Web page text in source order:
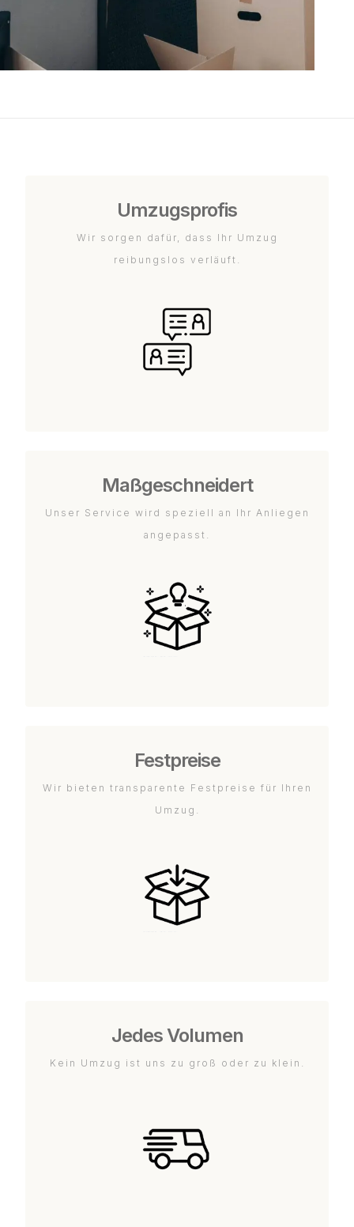
Umzugsprofis
Wir sorgen dafür, dass Ihr Umzug
reibungslos verläuft.
Maßgeschneidert
Unser Service wird speziell an Ihr Anliegen
angepasst.
Festpreise
Wir bieten transparente Festpreise für Ihren
Umzug.
Jedes Volumen
Kein Umzug ist uns zu groß oder zu klein.